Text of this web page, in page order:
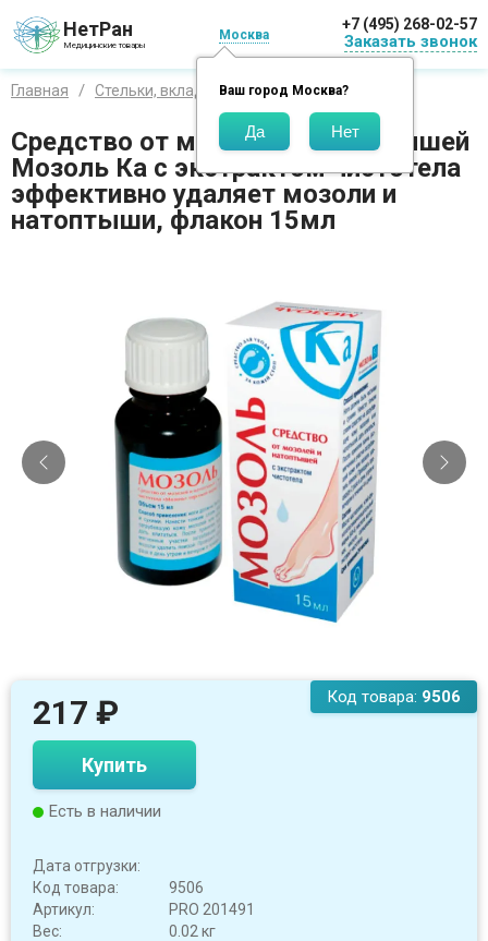
НетРан
Медицинские товары
Москва
Ваш город Москва?
+7 (495) 268-02-57
Заказать звонок
Главная Стельки, вкладыши и приспособления
Средство от мозолей и натоптышей
Мозоль Ка с экстрактом чистотела
эффективно удаляет мозоли и
натоптыши, флакон 15мл
Код товара: 9506
217 ₽
Купить
Есть в наличии
Дата отгрузки:
Код товара:
9506
Артикул:
PRO 201491
Вес:
0.02 кг